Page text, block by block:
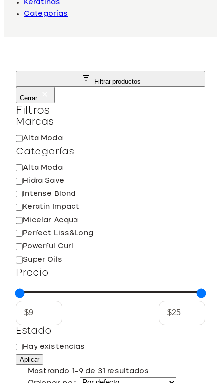
Keratinas
Categorías
Filtrar productos
Cerrar
Filtros
Marcas
M
a
c
a
Alta Moda
Categorías
C
a
t
g
o
r
í
a
Alta Moda
Hidra Save
Intense Blond
Keratin Impact
Micelar Acqua
Perfect Liss&Long
Powerful Curl
Super Oils
Precio
Estado
E
s
Hay existencias
Aplicar
Mostrando 1–9 de 31 resultados